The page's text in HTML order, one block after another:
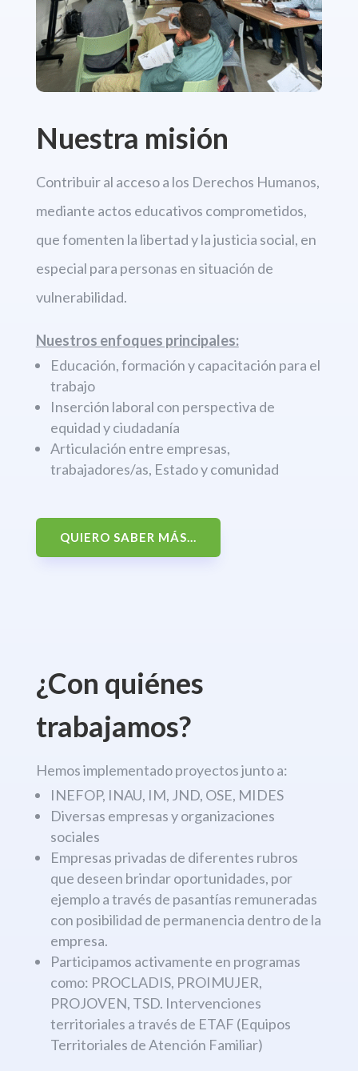
Nuestra misión
Contribuir al acceso a los Derechos Humanos,
mediante actos educativos comprometidos,
que fomenten la libertady la justicia social, en
especial para personas en situación de
vulnerabilidad.
Nuestros enfoques principales:
Educación, formación y capacitación para el
trabajo
Inserción laboral con perspectiva de
equidad y ciudadanía
Articulación entre empresas,
trabajadores/as, Estado y comunidad
QUIERO SABER MÁS...
¿Con quiénes
trabajamos?
Hemos implementado proyectos junto a:
INEFOP, INAU, IM, JND, OSE, MIDES
Diversas empresas y organizaciones
sociales
Empresas privadas de diferentes rubros
que deseen brindar oportunidades, por
ejemplo a través de pasantías remuneradas
con posibilidad de permanencia dentro de la
empresa.
Participamos activamente en programas
como: PROCLADIS, PROIMUJER,
PROJOVEN, TSD. Intervenciones
territoriales a través de ETAF (Equipos
Territoriales de Atención Familiar)